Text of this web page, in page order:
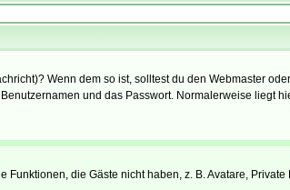
Wenn dem so ist, solltest du den Webmaster
und das Passwort. Normalerweise liegt
die Gäste nicht haben, z. B. Avatare, Private